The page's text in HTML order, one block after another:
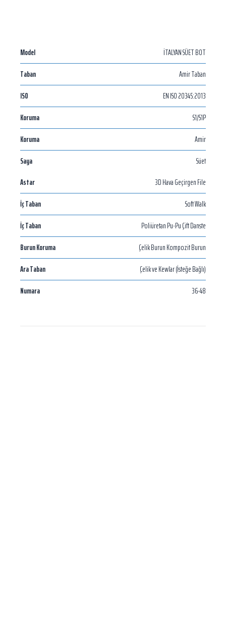
Model
İTALYAN SÜET BOT
Taban
Amir Taban
ISO
EN ISO 20345:2013
Koruma
S1/S1P
Koruma
Amir
Saya
Süet
Astar
3D Hava Geçirgen File
İç Taban
Soft Walk
İç Taban
Poliüretan Pu-Pu Çift Danste
Burun Koruma
Çelik Burun Kompozit Burun
Ara Taban
Çelik ve Kewlar (İsteğe Bağlı)
Numara
36-48